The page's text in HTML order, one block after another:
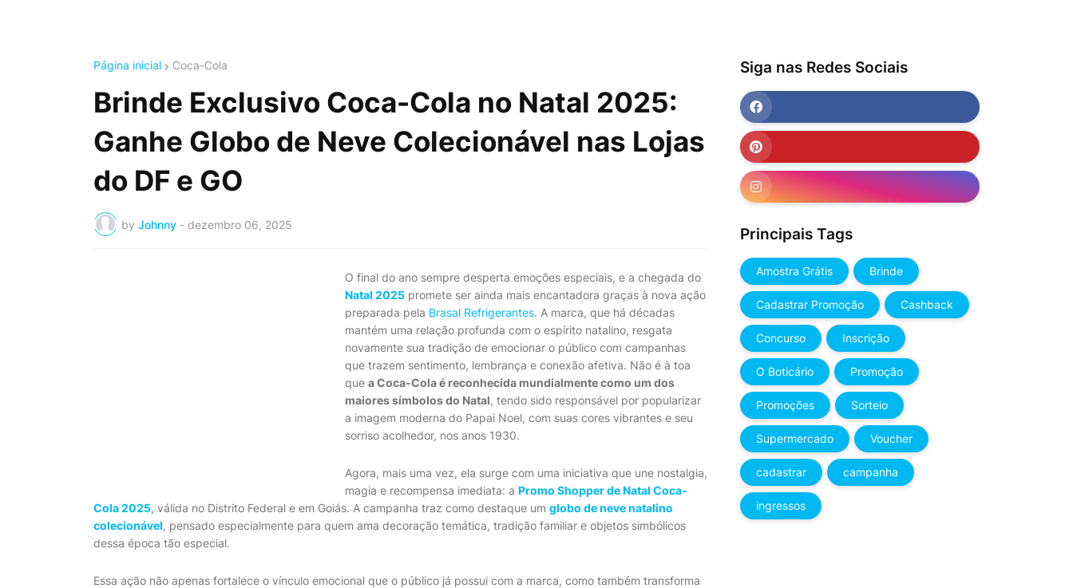
Página inicial Coca-Cola
Brinde Exclusivo Coca-Cola no Natal 2025:
Ganhe Globo de Neve Colecionável nas Lojas
do DF e GO
by Johnny - dezembro 06, 2025
O final do ano sempre desperta emoções especiais, e a chegada do
Natal 2025 promete ser ainda mais encantadora graças à nova ação
preparada pela Brasal Refrigerantes. A marca, que há décadas
mantém uma relação profunda com o espírito natalino, resgata
novamente sua tradição de emocionar o público com campanhas
que trazem sentimento, lembrança e conexão afetiva. Não é à toa
que a Coca-Cola é reconhecida mundialmente como um dos
maiores símbolos do Natal, tendo sido responsável por popularizar
a imagem moderna do Papai Noel, com suas cores vibrantes e seu
sorriso acolhedor, nos anos 1930.
Agora, mais uma vez, ela surge com uma iniciativa que une nostalgia,
magia e recompensa imediata: a Promo Shopper de Natal Coca-
Cola 2025, válida no Distrito Federal e em Goiás. A campanha traz como destaque um globo de neve natalino
colecionável, pensado especialmente para quem ama decoração temática, tradição familiar e objetos simbólicos
dessa época tão especial.
Essa ação não apenas fortalece o vínculo emocional que o público já possui com a marca, como também transforma
Siga nas Redes Sociais
Principais Tags
Amostra Grátis Brinde
Cadastrar Promoção Cashback
Concurso Inscrição
O Boticário Promoção
Promoções Sorteio
Supermercado Voucher
cadastrar campanha
ingressos